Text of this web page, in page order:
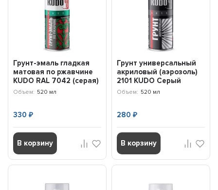
Грунт-эмаль гладкая
матовая по ржавчине
KUDO RAL 7042 (серая)
(520 мл) KU317042
Объем: 520 мл
330₽
В корзину
Грунт универсальный
акриловый (аэрозоль)
2101 KUDO Серый
KU2101
Объем: 520 мл
280 ₽
В корзину